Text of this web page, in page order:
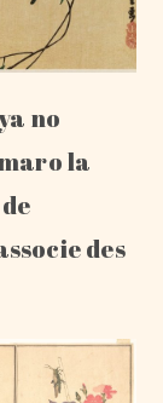
no
la
des